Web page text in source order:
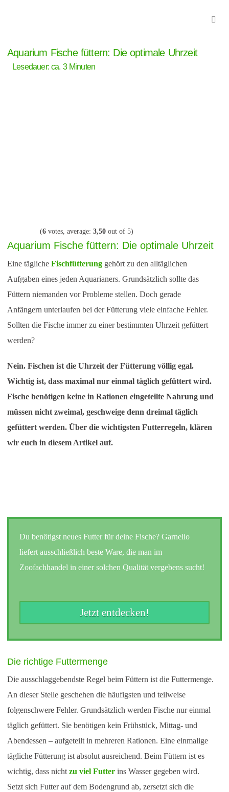
Aquarium Fische füttern: Die optimale Uhrzeit
Lesedauer: ca. 3Minuten
(6 votes, average: 3,50 out of 5)
Aquarium Fische füttern: Die optimale Uhrzeit
Eine tägliche Fischfütterung gehört zu den alltäglichen
Aufgaben eines jeden Aquarianers. Grundsätzlich sollte das
Füttern niemanden vor Probleme stellen. Doch gerade
Anfängern unterlaufen bei der Fütterung viele einfache Fehler.
Sollten die Fische immer zu einer bestimmten Uhrzeit gefüttert
werden?
Nein. Fischen ist die Uhrzeit der Fütterung völlig egal.
Wichtig ist, dass maximal nur einmal täglich gefüttert wird.
Fische benötigen keine in Rationen eingeteilte Nahrung und
müssen nicht zweimal, geschweige denn dreimal täglich
gefüttert werden. Über die wichtigsten Futterregeln, klären
wir euch in diesem Artikel auf.
Du benötigst neues Futter für deine Fische? Garnelio
liefert ausschließlich beste Ware, die man im
Zoofachhandel in einer solchen Qualität vergebens sucht!
Jetzt entdecken!
Die richtige Futtermenge
Die ausschlaggebendste Regel beim Füttern ist die Futtermenge.
An dieser Stelle geschehen die häufigsten und teilweise
folgenschwere Fehler. Grundsätzlich werden Fische nur einmal
täglich gefüttert. Sie benötigen kein Frühstück, Mittag- und
Abendessen – aufgeteilt in mehreren Rationen. Eine einmalige
tägliche Fütterung ist absolut ausreichend. Beim Füttern ist es
wichtig, dass nicht zu viel Futter ins Wasser gegeben wird.
Setzt sich Futter auf dem Bodengrund ab, zersetzt sich die